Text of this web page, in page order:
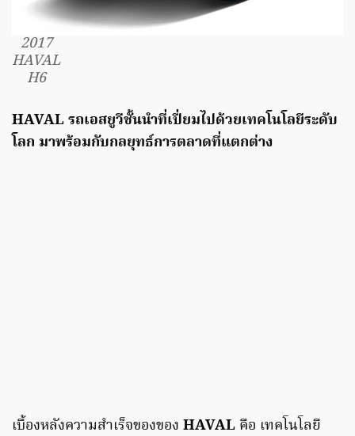
2017
HAVAL
H6
HAVAL รถเอสยูวีชั้นนำที่เปี่ยมไปด้วยเทคโนโลยีระดับ
โลก มาพร้อมกับกลยุทธ์การตลาดที่แตกต่าง
เบื้องหลังความสำเร็จของของ HAVAL คือ เทคโนโลยี